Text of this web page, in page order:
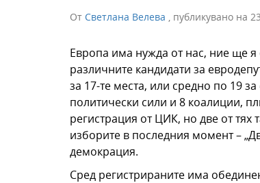
От Светлана Велева , публикувано на
Европа има нужда от нас, ние ще
различните кандидати за
за 17-те места, или средно по 19
политически сили и 8 коалиции,
регистрация от ЦИК, но две от тях
изборите в последния момент –
демокрация.
Сред регистрираните има